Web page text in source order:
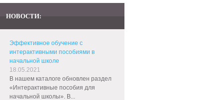
НОВОСТИ:
Эффективное обучение с
интерактивными пособиями в
начальной школе
18.05.2021
В нашем каталоге обновлен раздел
«Интерактивные пособия для
начальной школы». В...